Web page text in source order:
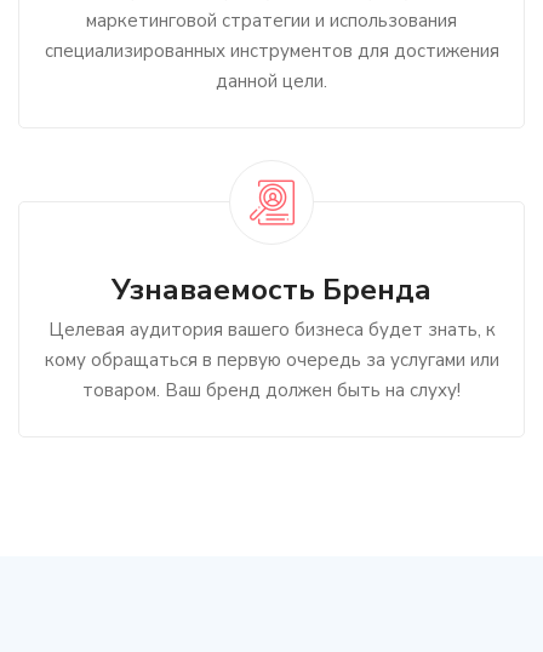
маркетинговой стратегии и использования
специализированных инструментов для достижения
данной цели.
Узнаваемость Бренда
Целевая аудитория вашего бизнеса будет знать, к
кому обращаться в первую очередь за услугами или
товаром. Ваш бренд должен быть на слуху!